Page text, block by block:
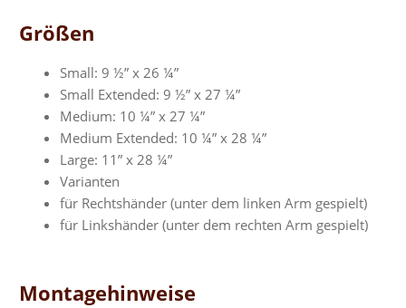
Größen
Small: 9 ½” x 26 ¼”
Small Extended: 9 ½” x 27 ¼”
Medium: 10 ¼” x 27 ¼”
Medium Extended: 10 ¼” x 28 ¼”
Large: 11” x 28 ¼”
Varianten
für Rechtshänder (unter dem linken Arm gespielt)
für Linkshänder (unter dem rechten Arm gespielt)
Montagehinweise